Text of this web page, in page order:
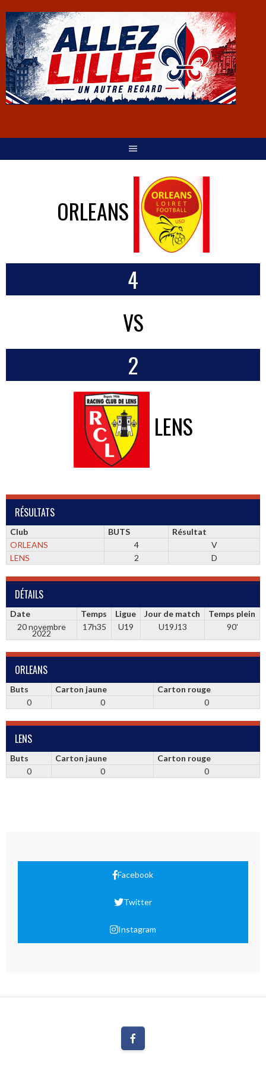
ORLEANS
4
VS
2
LENS
RÉSULTATS
Club BUTS
Résultat
ORLEANS
4
V
LENS
2 D
DÉTAILS
Date Temps Ligue Jour de match
Temps plein
20 novembre
2022
17h35 U19 U19J13 90'
ORLEANS
Buts Carton jaune
Carton rouge
0
0 0
LENS
Buts Carton jaune
Carton rouge
0
0 0
Facebook
Twitter
Instagram